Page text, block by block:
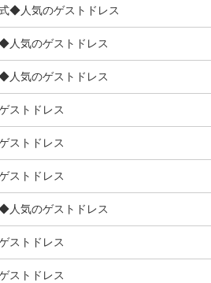
◆人気のゲストドレス
人気のゲストドレス
人気のゲストドレス
ストドレス
ストドレス
ストドレス
人気のゲストドレス
ストドレス
ストドレス